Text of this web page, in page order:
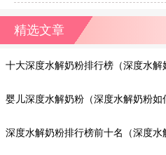
精选文章
十大深度水解奶粉排行榜（深度水解
婴儿深度水解奶粉（深度水解奶粉如
深度水解奶粉排行榜前十名（深度水